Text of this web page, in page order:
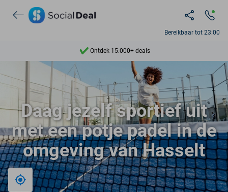
Bereikbaar tot 23:00
Ontdek 15.000+ deals
7 dagen per week beschikbaar
10+ miljoen leden
9,4
Ontdek 15.000+ deals
Daag jezelf sportief uit
met een potje padel in de
omgeving van Hasselt
Bij mij in de buurt